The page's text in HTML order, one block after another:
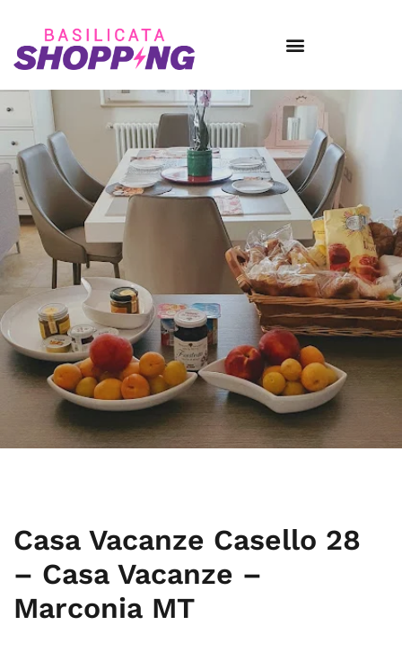
Casa Vacanze Casello 28
– Casa Vacanze –
Marconia MT